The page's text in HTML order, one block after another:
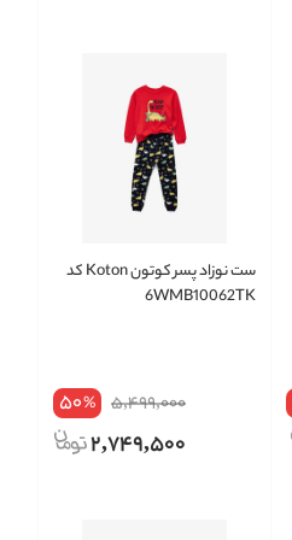
ست نوزاد پسر کوتون Koton کد
6WMB10062TK
5,499,000
50%
2,749,500